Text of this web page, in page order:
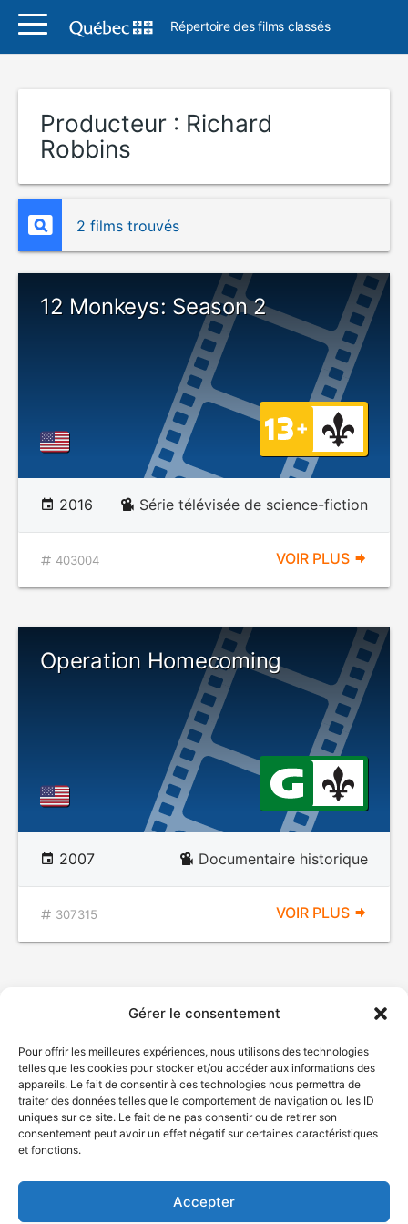
Gérer le consentement
Pour offrir les meilleures expériences, nous utilisons des technologies
telles que les cookies pour stocker et/ou accéder aux informations des
appareils. Le fait de consentir à ces technologies nous permettra de
traiter des données telles que le comportement de navigation ou les ID
uniques sur ce site. Le fait de ne pas consentir ou de retirer son
consentement peut avoir un effet négatif sur certaines caractéristiques
et fonctions.
Accepter
Répertoire des films classés
Producteur : Richard
Robbins
2 films trouvés
12 Monkeys: Season 2
2016 Série télévisée de science-fiction
403004 VOIR PLUS
Operation Homecoming
2007 Documentaire historique
307315 VOIR PLUS
© Gouvernement du Québec, 2026
Plan du site
Accessibilité